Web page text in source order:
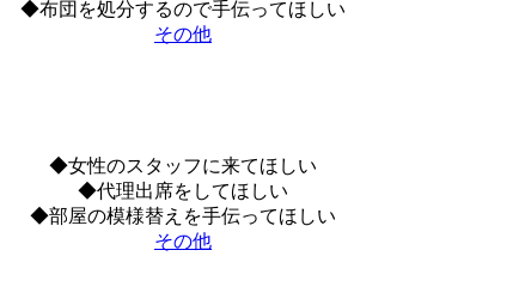
◆布団を処分するので手伝ってほしい
その他
◆女性のスタッフに来てほしい
◆代理出席をしてほしい
◆部屋の模様替えを手伝ってほしい
その他